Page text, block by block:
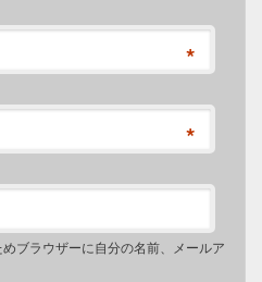
*
*
ブラウザーに自分の名前、メールア